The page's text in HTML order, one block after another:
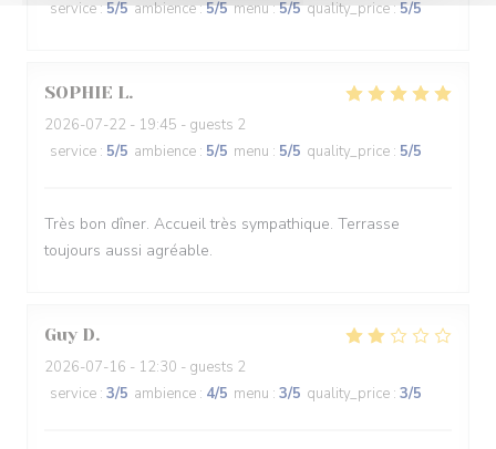
service : 5/5 ambience:5/5 menu:5/5 quality_price : 5/5
SOPHIE L
2026-07-22 - 19:45 - guests 2
service : 5/5 ambience : 5/5 menu : 5/5 quality_price : 5/5
Très bon dîner. Accueil très sympathique. Terrasse
toujours aussi agréable.
Guy D
2026-07-16 - 12:30 - guests 2
service : 3/5 ambience : 4/5 menu : 3/5 quality_price : 3/5